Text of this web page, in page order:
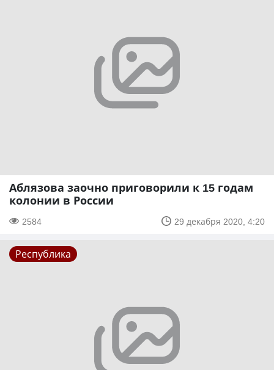
Аблязова заочно приговорили к 15 годам
колонии в России
2584 29 декабря 2020, 4:20
Республика